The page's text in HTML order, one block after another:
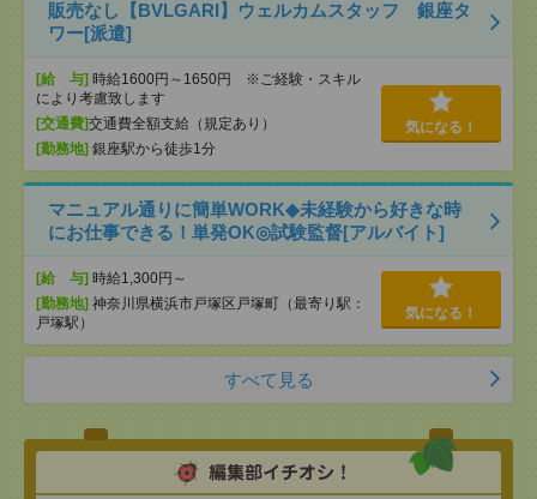
販売なし【BVLGARI】ウェルカムスタッフ 銀座タ
ワー[派遣]
[給 与] 時給1600円～1650円 ※ご経験・スキル
により考慮致します
[交通費]交通費全額支給（規定あり）
[勤務地] 銀座駅から徒歩1分
気になる！
マニュアル通りに簡単WORK◆未経験から好きな時
にお仕事できる！単発OK◎試験監督[アルバイト]
[給 与] 時給1,300円～
[勤務地] 神奈川県横浜市戸塚区戸塚町（最寄り駅：
戸塚駅）
気になる！
すべて見る